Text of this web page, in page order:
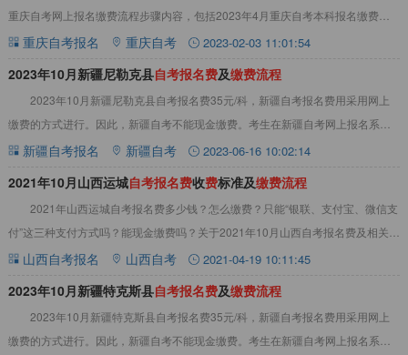
重庆自考网上报名缴费流程步骤内容，包括2023年4月重庆自考本科报名缴费失
败怎么回事等，一起来看看吧！202
重庆自考报名 重庆自考 2023-02-03 11:01:54
2023年10月新疆尼勒克县自考报名费及缴费流程
2023年10月新疆尼勒克县自考报名费35元/科，新疆自考报名费用采用网上
缴费的方式进行。因此，新疆自考不能现金缴费。考生在新疆自考网上报名系统
按时缴费即可。详情如下：2023年1
新疆自考报名 新疆自考 2023-06-16 10:02:14
2021年10月山西运城自考报名费收费标准及缴费流程
2021年山西运城自考报名费多少钱？怎么缴费？只能“银联、支付宝、微信支
付”这三种支付方式吗？能现金缴费吗？关于2021年10月山西自考报名费及相关注
意事项，详情见下文：2021年
山西自考报名 山西自考 2021-04-19 10:11:45
2023年10月新疆特克斯县自考报名费及缴费流程
2023年10月新疆特克斯县自考报名费35元/科，新疆自考报名费用采用网上
缴费的方式进行。因此，新疆自考不能现金缴费。考生在新疆自考网上报名系统